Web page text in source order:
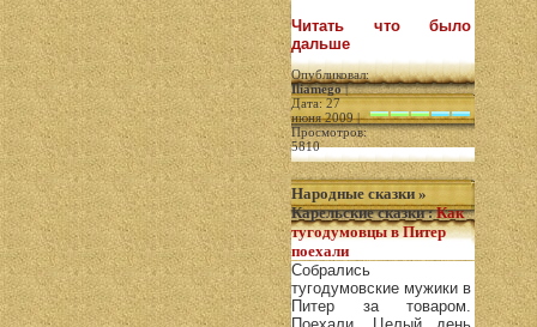
Читать что было
дальше
Опубликовал:
Iliamego|
Дата: 27
июня 2009 |
Просмотров:
5810
Народные сказки »
Карельские сказки:Как
тугодумовцы в Питер
поехали
Собрались
тугодумовские мужики в
Питер за товаром.